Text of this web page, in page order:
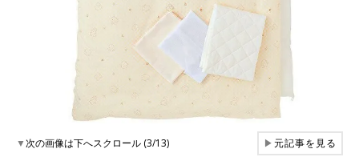
▼次の画像は下へスクロール (3/13) ▶元記事を見る